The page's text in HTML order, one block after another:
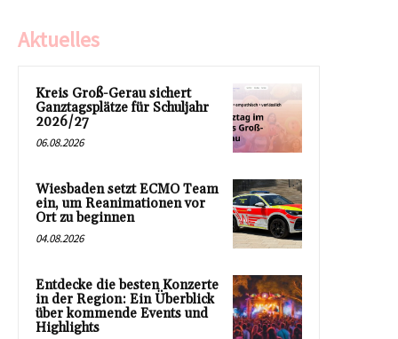
Aktuelles
Kreis Groß-Gerau sichert
Ganztagsplätze für Schuljahr
2026/27
06.08.2026
Wiesbaden setzt ECMO Team
ein, um Reanimationen vor
Ort zu beginnen
04.08.2026
Entdecke die besten Konzerte
in der Region: Ein Überblick
über kommende Events und
Highlights